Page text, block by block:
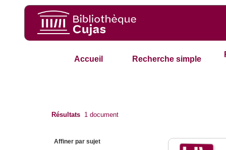
Accueil Recherche simple
Résultats 1 document
Affiner par sujet